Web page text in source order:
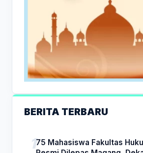
BERITA TERBARU
75 Mahasiswa Fakultas